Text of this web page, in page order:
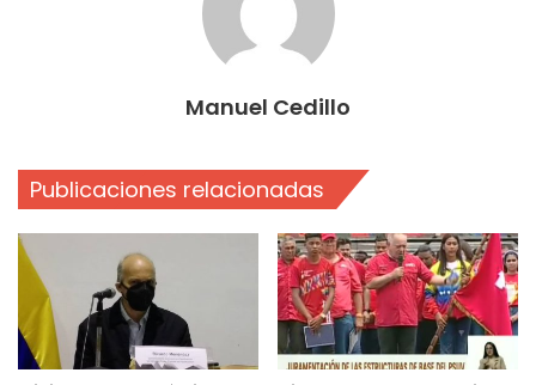
Manuel Cedillo
Publicaciones relacionadas